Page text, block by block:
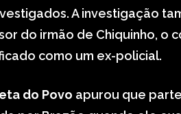
A investigação
do irmão de Chiquinho, o
como um ex-policial.
do Povo apurou que